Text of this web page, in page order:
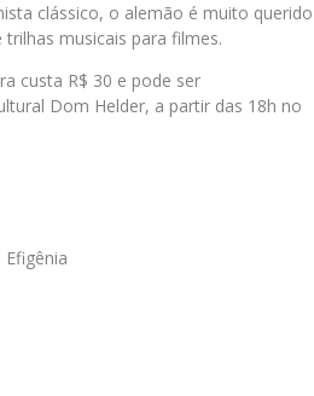
clássico, o alemão é muito querido
musicais para filmes.
custa R$ 30 e pode ser
Dom Helder, a partir das 18h no